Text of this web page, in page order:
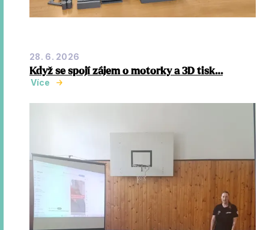
28. 6. 2026
Když se spojí zájem o motorky a 3D tisk…
Více